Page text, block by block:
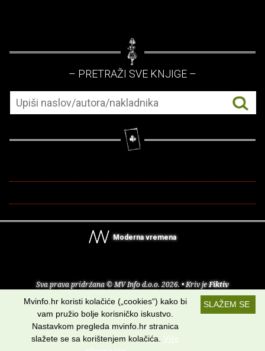
– PRETRAŽI SVE KNJIGE –
Moderna vremena
Sva prava pridržana © MV Info d.o.o. 2026. • Kriv jeFiktiv
Uvjeti korištenja RSS kanali
Potraži nas na:
SLAŽEM SE
Mvinfo.hr koristi kolačiće („cookies“) kako bi
vam pružio bolje korisničko iskustvo.
Nastavkom pregleda mvinfo.hr stranica
slažete se sa korištenjem kolačića. Više